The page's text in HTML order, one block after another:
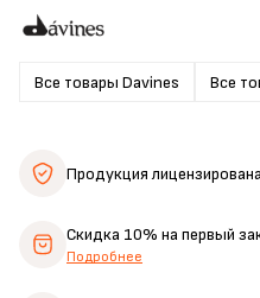
Все товары Davines Все
Продукция
Скидка 10% на первый
Подробнее